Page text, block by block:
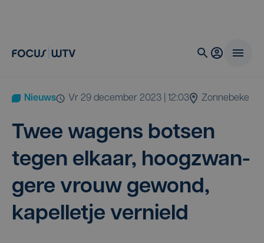
Nieuws vr 29 december 2023 | 12:03 Zonnebeke
Twee wagens bot­sen
tegen elkaar, hoog­zwan­
ge­re vrouw gewond,
kapel­le­tje vernield